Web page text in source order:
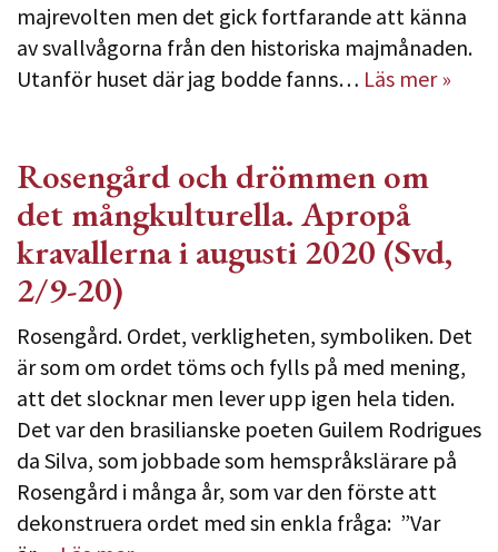
majrevolten men det gick fortfarande att känna
av svallvågorna från den historiska majmånaden.
Utanför huset där jag bodde fanns… Läs mer »
Rosengård och drömmen om
det mångkulturella. Apropå
kravallerna i augusti 2020 (Svd,
2/9-20)
Rosengård. Ordet, verkligheten, symboliken. Det
är som om ordet töms och fylls på med mening,
att det slocknar men lever upp igen hela tiden.
Det var den brasilianske poeten Guilem Rodrigues
da Silva, som jobbade som hemspråkslärare på
Rosengård i många år, som var den förste att
dekonstruera ordet med sin enkla fråga: ”Var